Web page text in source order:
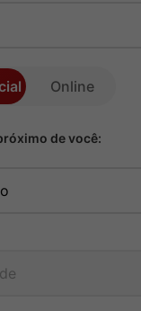
Online
de você: